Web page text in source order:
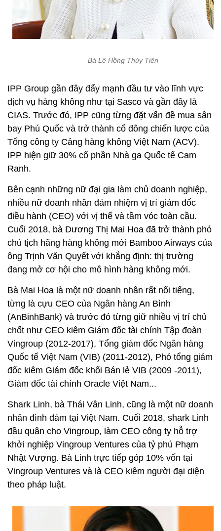
Bà Lê Hồng Thủy Tiên
IPP Group gần đây đẩy mạnh đầu tư vào lĩnh vực
dịch vụ hàng không như tại Sasco và gần đây là
CIAS. Trước đó, IPP cũng từng đặt vấn đề mua sân
bay Phú Quốc và trở thành cổ đông chiến lược của
Tổng công ty Cảng hàng không Việt Nam (ACV).
IPP hiện giữ 30% cổ phần Nhà ga Quốc tế Cam
Ranh.
Bên cạnh những nữ đại gia làm chủ doanh nghiệp,
nhiều nữ doanh nhân đảm nhiệm vị trí giám đốc
điều hành (CEO) với vị thế và tầm vóc toàn cầu.
Cuối 2018, bà Dương Thị Mai Hoa đã trở thành phó
chủ tịch hãng hàng không mới Bamboo Airways của
ông Trịnh Văn Quyết với khẳng định: thị trường
đang mở cơ hội cho mô hình hàng không mới.
Bà Mai Hoa là một nữ doanh nhân rất nổi tiếng,
từng là cựu CEO của Ngân hàng An Bình
(AnBinhBank) và trước đó từng giữ nhiều vị trí chủ
chốt như CEO kiêm Giám đốc tài chính Tập đoàn
Vingroup (2012-2017), Tổng giám đốc Ngân hàng
Quốc tế Việt Nam (VIB) (2011-2012), Phó tổng giám
đốc kiêm Giám đốc khối Bán lẻ VIB (2009 -2011),
Giám đốc tài chính Oracle Việt Nam...
Shark Linh, bà Thái Vân Linh, cũng là một nữ doanh
nhân đình đám tại Việt Nam. Cuối 2018, shark Linh
đầu quân cho Vingroup, làm CEO công ty hỗ trợ
khởi nghiệp Vingroup Ventures của tỷ phú Phạm
Nhật Vượng. Bà Linh trực tiếp góp 10% vốn tại
Vingroup Ventures và là CEO kiêm người đại diện
theo pháp luật.